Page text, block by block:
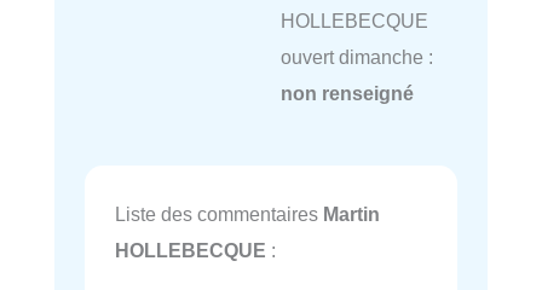
HOLLEBECQUE
ouvert dimanche :
non renseigné
Liste des commentaires Martin
HOLLEBECQUE :